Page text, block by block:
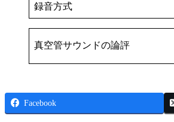
録音方式
真空管サウンドの論評
Facebook